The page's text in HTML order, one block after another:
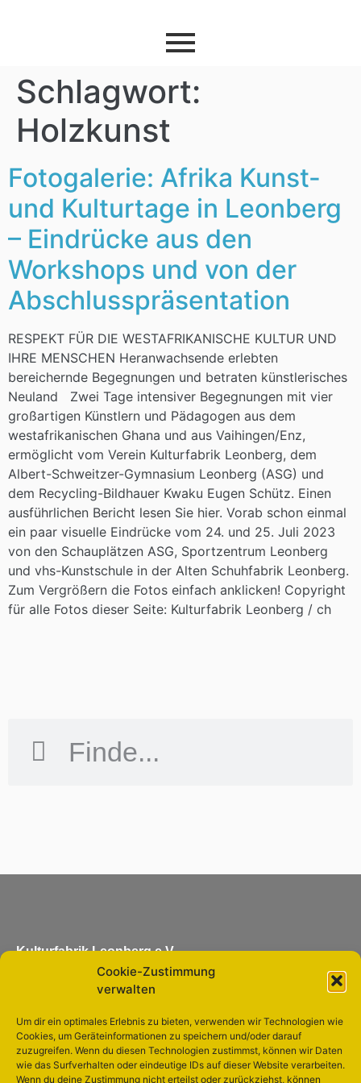
Cookie-Zustimmung
verwalten
Um dir ein optimales Erlebnis zu bieten, verwenden wir Technologien wie
Cookies, um Geräteinformationen zu speichern und/oder darauf
zuzugreifen. Wenn du diesen Technologien zustimmst, können wir Daten
wie das Surfverhalten oder eindeutige IDs auf dieser Website verarbeiten.
Wenn du deine Zustimmung nicht erteilst oder zurückziehst, können
Schlagwort:
Holzkunst
Fotogalerie: Afrika Kunst-
und Kulturtage in Leonberg
– Eindrücke aus den
Workshops und von der
Abschlusspräsentation
RESPEKT FÜR DIE WESTAFRIKANISCHE KULTUR UND
IHRE MENSCHEN Heranwachsende erlebten
bereichernde Begegnungen und betraten künstlerisches
Neuland Zwei Tage intensiver Begegnungen mit vier
großartigen Künstlern und Pädagogen aus dem
westafrikanischen Ghana und aus Vaihingen/Enz,
ermöglicht vom Verein Kulturfabrik Leonberg, dem
Albert-Schweitzer-Gymnasium Leonberg (ASG) und
dem Recycling-Bildhauer Kwaku Eugen Schütz. Einen
ausführlichen Bericht lesen Sie hier. Vorab schon einmal
ein paar visuelle Eindrücke vom 24. und 25. Juli 2023
von den Schauplätzen ASG, Sportzentrum Leonberg
und vhs-Kunstschule in der Alten Schuhfabrik Leonberg.
Zum Vergrößern die Fotos einfach anklicken! Copyright
für alle Fotos dieser Seite: Kulturfabrik Leonberg / ch
Kulturfabrik Leonberg e.V.
info@kulturfabrik-leonberg.de